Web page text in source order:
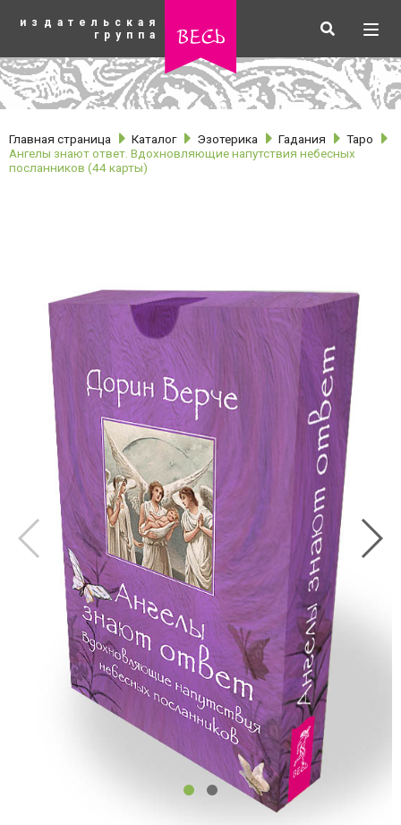
основному
издательская
группа
весь Искать
рубрики
Главная страница Каталог Эзотерика Гадания
Таро
Ангелы знают ответ. Вдохновляющие напутствия небесных
посланников (44 карты)